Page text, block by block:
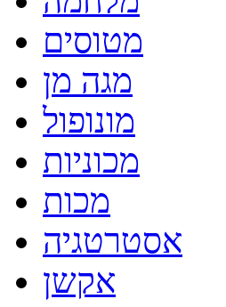
מטוסים
מגה מן
מונופול
מכוניות
מכות
אסטרטגיה
אקשן